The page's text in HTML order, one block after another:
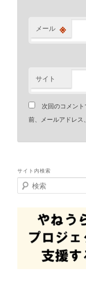
メール ※
サイト
次回のコメン
前、メールアドレス
サイト内検索
検
索